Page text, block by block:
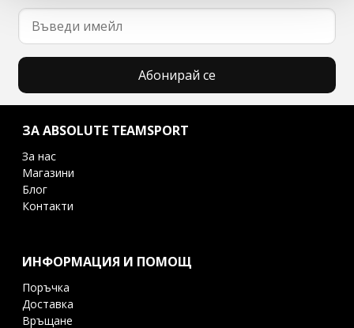
Абонирай се
ЗА ABSOLUTE TEAMSPORT
За нас
Магазини
Блог
Контакти
ИНФОРМАЦИЯ И ПОМОЩ
Поръчка
Доставка
Връщане